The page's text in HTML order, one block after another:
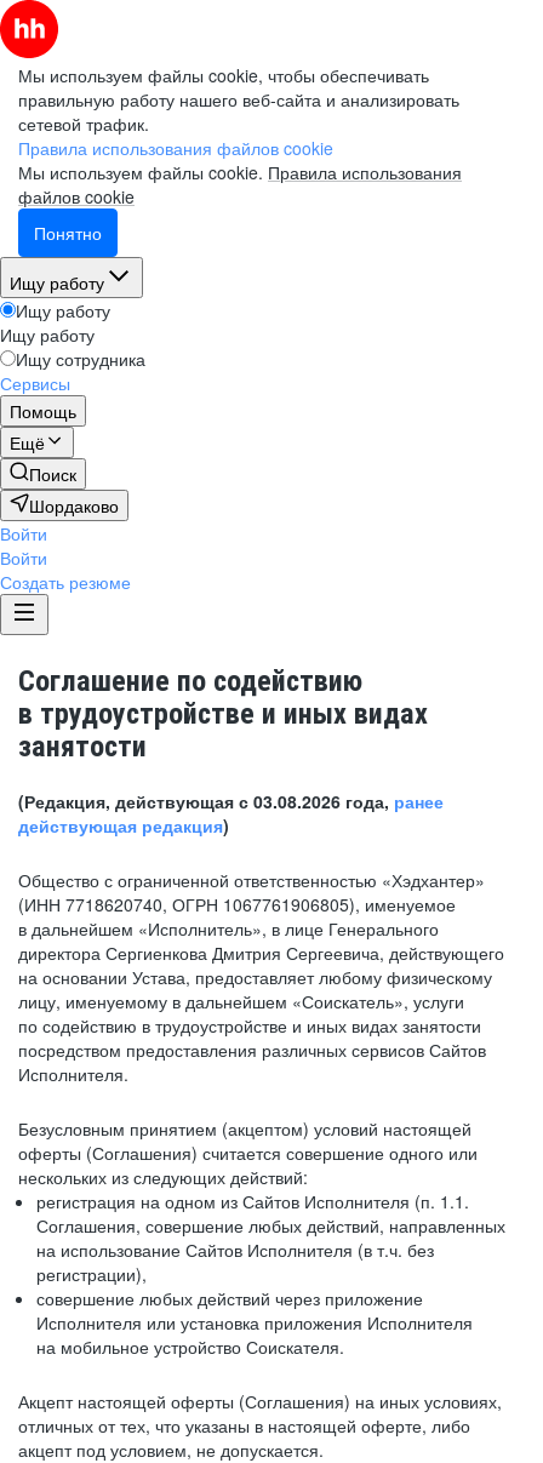
Мы используем файлы cookie, чтобы обеспечивать
правильную работу нашего веб-сайта и анализировать
сетевой трафик.
Правила использования файлов cookie
Мы используем файлы cookie. Правила использования
файлов cookie
Понятно
Ищу работу
Ищу работу
Ищу работу
Ищу сотрудника
Сервисы
Помощь
Ещё
Поиск
Шордаково
Войти
Войти
Создать резюме
Соглашение по содействию
в трудоустройстве и иных видах
занятости
(Редакция, действующая с 03.08.2026 года, ранее
действующая редакция)
Общество с ограниченной ответственностью «Хэдхантер»
(ИНН 7718620740, ОГРН 1067761906805), именуемое
в дальнейшем «Исполнитель», в лице Генерального
директора Сергиенкова Дмитрия Сергеевича, действующего
на основании Устава, предоставляет любому физическому
лицу, именуемому в дальнейшем «Соискатель», услуги
по содействию в трудоустройстве и иных видах занятости
посредством предоставления различных сервисов Сайтов
Исполнителя.
Безусловным принятием (акцептом) условий настоящей
оферты (Соглашения) считается совершение одного или
нескольких из следующих действий:
регистрация на одном из Сайтов Исполнителя (п. 1.1.
Соглашения, совершение любых действий, направленных
на использование Сайтов Исполнителя (в т.ч. без
регистрации),
совершение любых действий через приложение
Исполнителя или установка приложения Исполнителя
на мобильное устройство Соискателя.
Акцепт настоящей оферты (Соглашения) на иных условиях,
отличных от тех, что указаны в настоящей оферте, либо
акцепт под условием, не допускается.